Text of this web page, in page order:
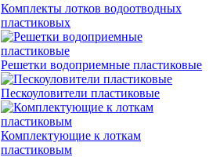
Комплекты лотков водоотводных
пластиковых
Решетки водоприемные пластиковые
Пескоуловители пластиковые
Комплектующие к лоткам
пластиковым